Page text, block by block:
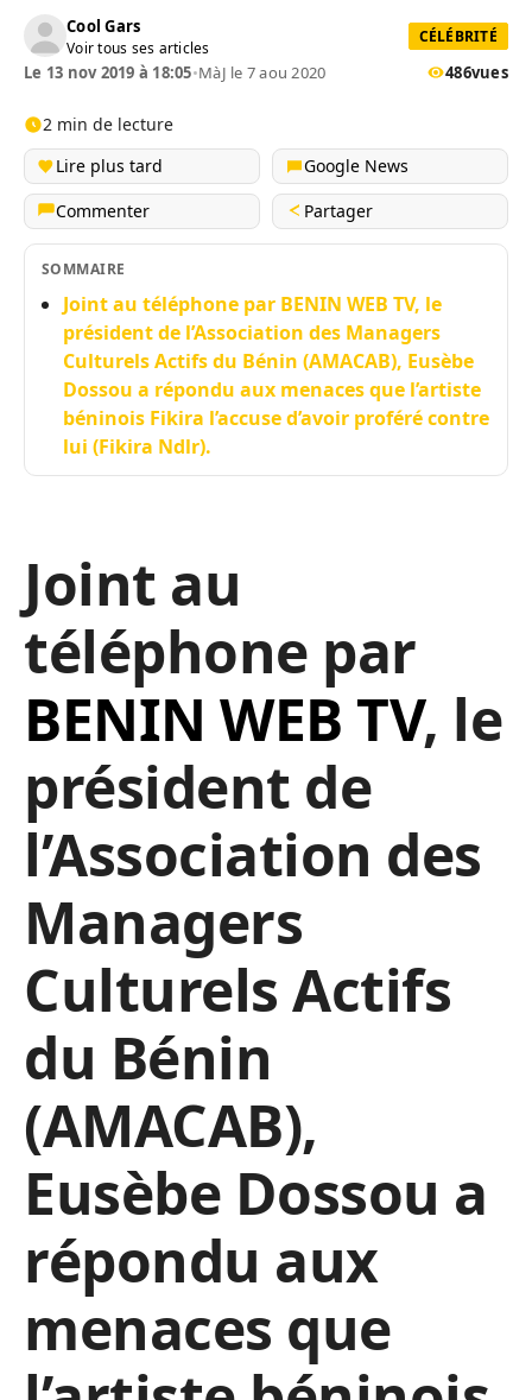
Cool Gars
Voir tous ses articles
CÉLÉBRITÉ
Le 13 nov 2019 à 18:05•MàJ le 7 aou 2020 486vues
2 min de lecture
Lire plus tard
Google News
Commenter
Partager
SOMMAIRE
Joint au téléphone par BENIN WEB TV, le
président de l’Association des Managers
Culturels Actifs du Bénin (AMACAB), Eusèbe
Dossou a répondu aux menaces que l’artiste
béninois Fikira l’accuse d’avoir proféré contre
lui (Fikira Ndlr).
Joint au
téléphone par
BENIN WEB TV, le
président de
l’Association des
Managers
Culturels Actifs
du Bénin
(AMACAB),
Eusèbe Dossou a
répondu aux
menaces que